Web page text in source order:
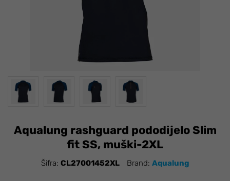
Aqualung rashguard pododijelo Slim
fit SS, muški-2XL
Šifra: CL27001452XL Brand: Aqualung